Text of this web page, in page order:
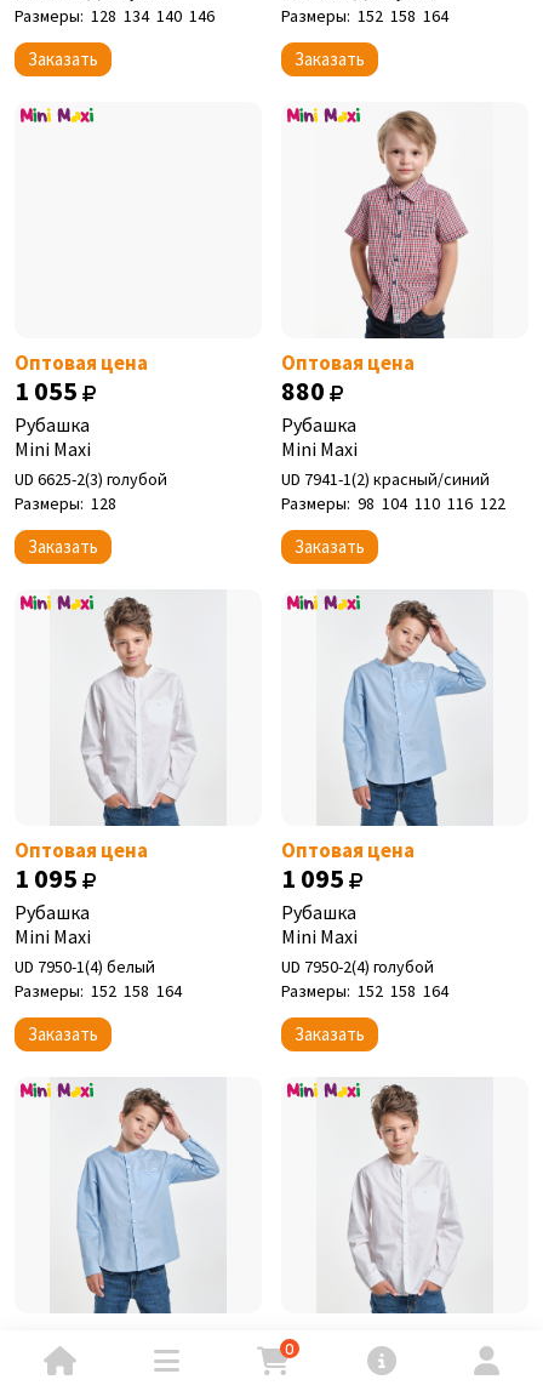
Размеры: 128 134 140 146
Заказать
Размеры: 152 158 164
Заказать
Оптовая цена
1 055
Рубашка
Mini Maxi
UD 6625-2(3) голубой
Размеры: 128
Заказать
Оптовая цена
880
Рубашка
Mini Maxi
UD 7941-1(2) красный/синий
Размеры: 98 104 110 116 122
Заказать
Оптовая цена
1 095
Рубашка
Mini Maxi
UD 7950-1(4) белый
Размеры: 152 158 164
Заказать
Оптовая цена
1 095
Рубашка
Mini Maxi
UD 7950-2(4) голубой
Размеры: 152 158 164
Заказать
975
Оптовая цена
975
0